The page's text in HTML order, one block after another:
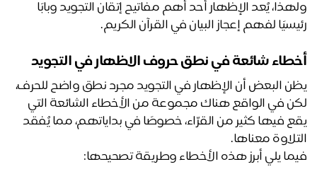
ولهذا، يُعد الإظهار أحد أهم مفاتيح إتقان التجويد وبابًا
لفهم إعجاز البيان في القرآن الكريم.
شائعة في نطق حروف الاظهار في التجويد
يظن البعض أن الإظهار في التجويد مجرد نطق واضح للحرف،
لكن في الواقع هناك مجموعة من الأخطاء الشائعة التي
يقع فيها كثير من القرّاء، خصوصًا في بداياتهم، مما يُفقد
معناها.
يلي أبرز هذه الأخطاء وطريقة تصحيحها: